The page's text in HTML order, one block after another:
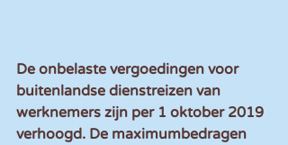
De onbelaste vergoedingen voor
buitenlandse dienstreizen van
werknemers zijn per 1 oktober 2019
verhoogd. De maximumbedragen